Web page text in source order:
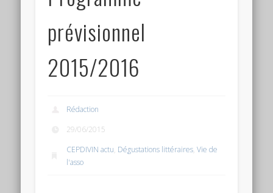
Flux des publications
Flux des commentaires
Site de WordPress-FR
prévisionnel
2015/2016
Rédaction
29/06/2015
CEPDIVIN actu, Dégustations littéraires,Vie de
l'asso